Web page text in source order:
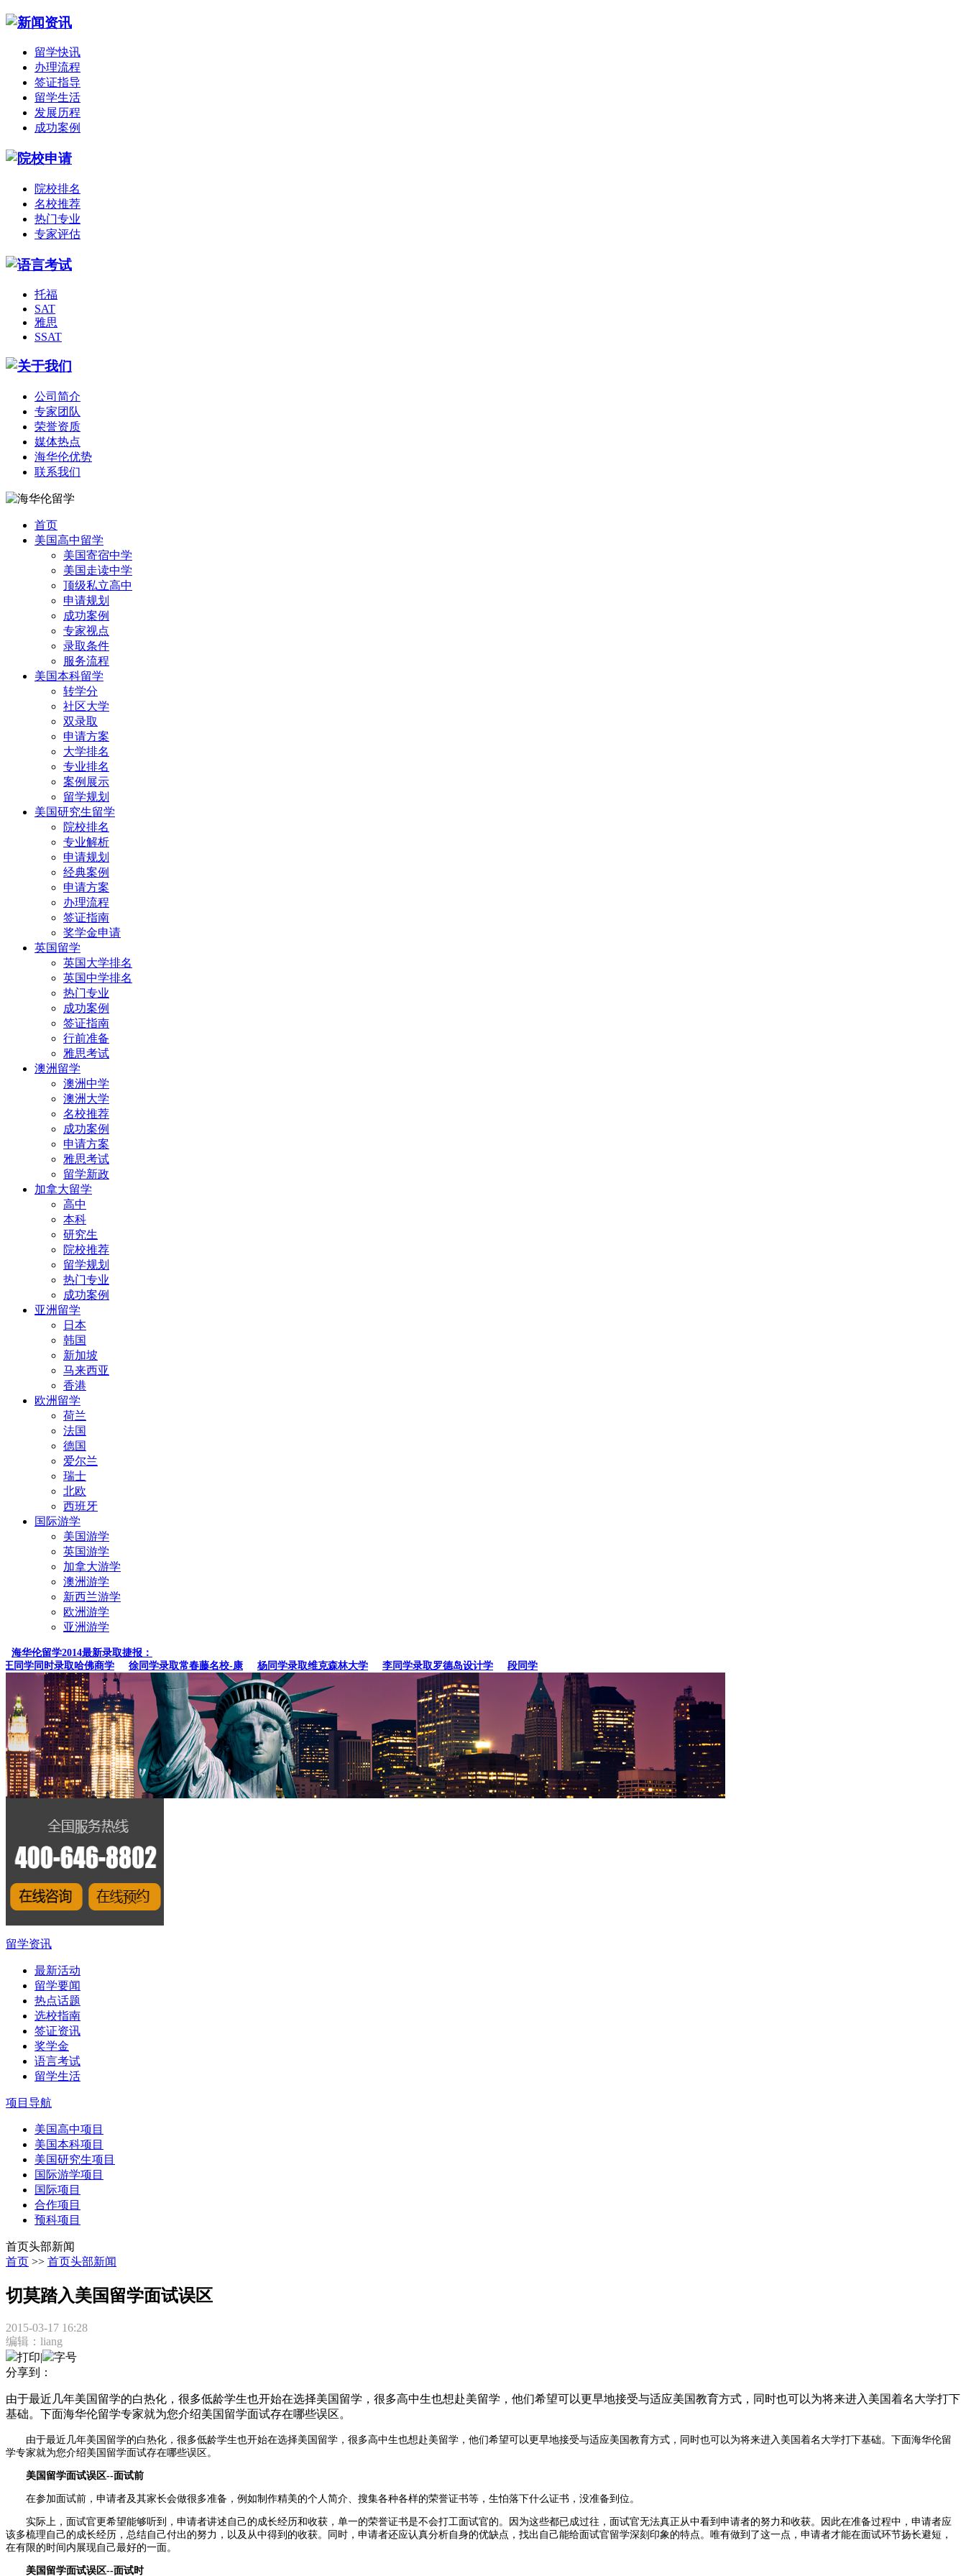
留学快讯
办理流程
签证指导
留学生活
发展历程
成功案例
院校排名
名校推荐
热门专业
专家评估
托福
SAT
雅思
SSAT
公司简介
专家团队
荣誉资质
媒体热点
海华伦优势
联系我们
首页
美国高中留学
美国寄宿中学
美国走读中学
顶级私立高中
申请规划
成功案例
专家视点
录取条件
服务流程
美国本科留学
转学分
社区大学
双录取
申请方案
大学排名
专业排名
案例展示
留学规划
美国研究生留学
院校排名
专业解析
申请规划
经典案例
申请方案
办理流程
签证指南
奖学金申请
英国留学
英国大学排名
英国中学排名
热门专业
成功案例
签证指南
行前准备
雅思考试
澳洲留学
澳洲中学
澳洲大学
名校推荐
成功案例
申请方案
雅思考试
留学新政
加拿大留学
高中
本科
研究生
院校推荐
留学规划
热门专业
成功案例
亚洲留学
日本
韩国
新加坡
马来西亚
香港
欧洲留学
荷兰
法国
德国
爱尔兰
瑞士
北欧
西班牙
国际游学
美国游学
英国游学
加拿大游学
澳洲游学
新西兰游学
欧洲游学
亚洲游学
海华伦留学2014最新录取捷报：
学同时录取哈佛商学
徐同学录取常春藤名校-康 杨同学录取维克森林大学 李同学录取罗德岛设计学 段同学、贾同学录取纽约
留学资讯
最新活动
留学要闻
热点话题
选校指南
签证资讯
奖学金
语言考试
留学生活
项目导航
美国高中项目
美国本科项目
美国研究生项目
国际游学项目
国际项目
合作项目
预科项目
首页头部新闻
首页 >> 首页头部新闻
切莫踏入美国留学面试误区
2015-03-17 16:28
编辑：liang
打印|
字号
分享到：
由于最近几年美国留学的白热化，很多低龄学生也开始在选择美国留学，很多高中生也想赴美留学，他们希望可以更早地接受与适应美国教育方式，同时也可以为将来进入美国着名大学打下
基础。下面海华伦留学专家就为您介绍美国留学面试存在哪些误区。
由于最近几年美国留学的白热化，很多低龄学生也开始在选择美国留学，很多高中生也想赴美留学，他们希望可以更早地接受与适应美国教育方式，同时也可以为将来进入美国着名大学打下基础。下面海华伦留
学专家就为您介绍美国留学面试存在哪些误区。
美国留学面试误区--面试前
在参加面试前 ， 申请者及其家长会做很多准备， 例如制作精美的个人 简介、搜集各种各样的荣誉证书等 ，生怕落下什么证书，没准备到位。
实际上，面试官更希望能够听到 ， 申请者讲述自己的成长经历和收获， 单一的荣誉证书是不会打工面试官的。 因为这些都已成过往，面试官无法真正从中看到申请者的努力和收获。因此在准备过程中，申请者应
该多梳理自己的成长经历，总结自己付出的努力 ， 以及从中得到的收获。同时，申请者还应认真分析自身的优缺点，找出自己能给面试官留学深刻印象的特点。 唯有做到了这一点，申请者才能在面试环节扬长避短，
在有限的时间内展现自己最好的一面。
美国留学面试误区--面试时